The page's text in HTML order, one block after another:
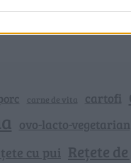
carne de vita cartofi
ovo-lacto-vegetarian
cu pui Rețete